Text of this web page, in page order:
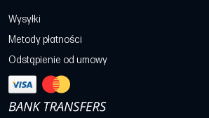
Wysyłki
Metody płatności
Odstąpienie od umowy